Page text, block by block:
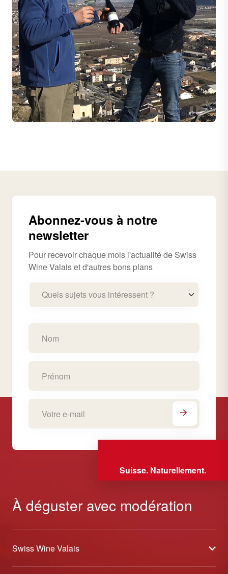
Abonnez-vous à notre
newsletter
Pour recevoir chaque mois l'actualité de Swiss
Wine Valais et d'autres bons plans
Quels sujets vous intéressent ?
Suisse. Naturellement.
À déguster avec modération
Swiss Wine Valais
À propos